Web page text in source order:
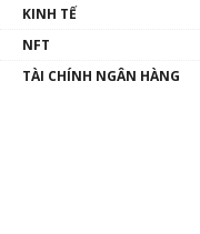
KINH TẾ
NFT
TÀI CHÍNH NGÂN HÀNG